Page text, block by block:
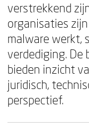
verstrekkend
organisaties
malware werkt,
verdediging. De
bieden inzicht
juridisch,
perspectief.